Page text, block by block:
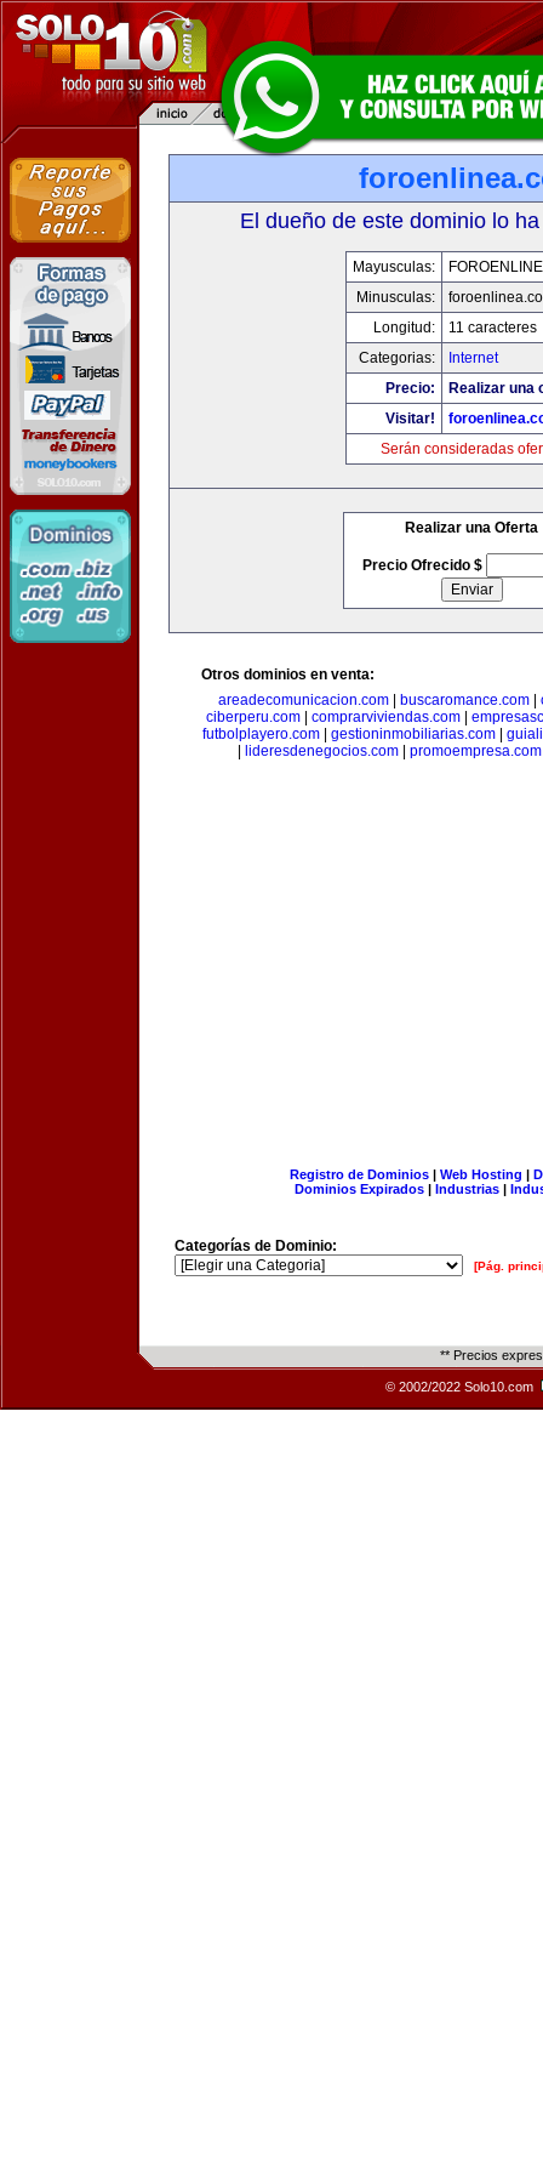
El dueño de este dominio lo
Mayusculas:
Minusculas:
Longitud:
11 caracteres
Categorias:
Internet
Precio:
Realizar una
Visitar!
Serán consideradas
Realizar una Oferta
Precio Ofrecido $
Otros dominios en venta:
areadecomunicacion.com| buscaromance.com|
ciberperu.com
comprarviviendas.com
futbolplayero.com| gestioninmobiliarias.com|
lideresdenegocios.com promoempresa.com
Registro de Dominios| Web Hosting |
Dominios Expirados | Industrias |
Categorías de Dominio:
[Pág.
** Precios
© 2002/2022 Solo10.com